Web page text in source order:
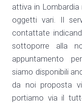
attiva in Lombardia
oggetti vari. Il
contattate
sottoporre alla
appuntamento
siamo disponibili
da noi proposta
portiamo via il